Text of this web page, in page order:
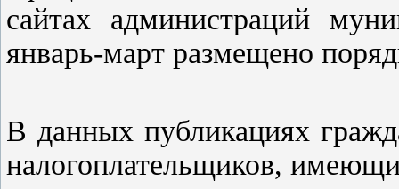
сайтах администраций
январь-март размещено
В данных публикациях
налогоплательщиков,